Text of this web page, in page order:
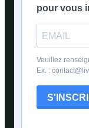
pour vous
Veuillez
Ex. :